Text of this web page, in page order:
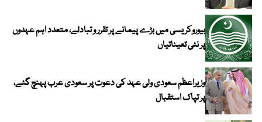
بیوروکریسی میں بڑے پیمانے پر تقرر و تبادلے، متعدد اہم عہدوں
پر نئی تعیناتیاں
وزیراعظم سعودی ولی عہد کی دعوت پر سعودی عرب پہنچ گئے،
پر تپاک استقبال